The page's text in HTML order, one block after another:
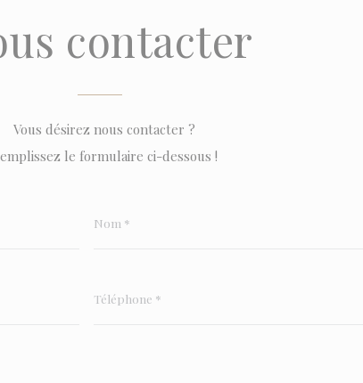
contacter
Vous désirez nous contacter ?
le formulaire ci-dessous !